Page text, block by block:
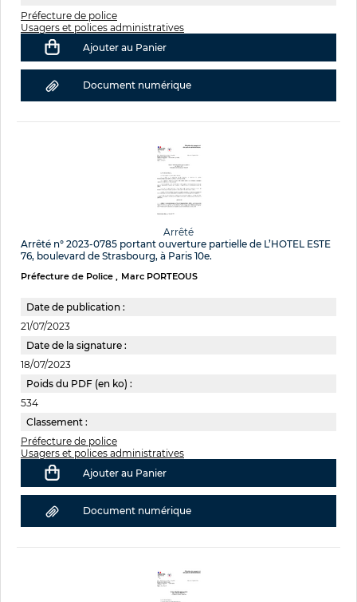
Préfecture de police
Usagers et polices administratives
Ajouter au Panier
Document numérique
Arrêté
Arrêté n° 2023-0785 portant ouverture partielle de L’HOTEL ESTE
76, boulevard de Strasbourg, à Paris 10e.
Préfecture de Police Marc PORTEOUS
Date de publication :
21/07/2023
Date de la signature :
18/07/2023
Poids du PDF (en ko) :
534
Classement :
Préfecture de police
Usagers et polices administratives
Ajouter au Panier
Document numérique